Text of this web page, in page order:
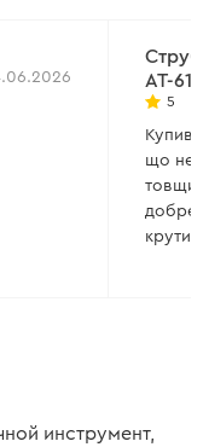
AT-
5
Купив
що не
добре,
инструмент,